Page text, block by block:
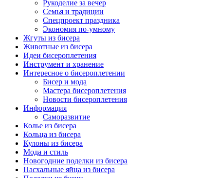
Рукоделие за вечер
Семья и традиции
Спецпроект праздника
Экономия по-умному
Жгуты из бисера
Животные из бисера
Идеи бисероплетения
Инструмент и хранение
Интересное о бисероплетении
Бисер и мода
Мастера бисероплетения
Новости бисероплетения
Информация
Саморазвитие
Колье из бисера
Кольца из бисера
Кулоны из бисера
Мода и стиль
Новогодние поделки из бисера
Пасхальные яйца из бисера